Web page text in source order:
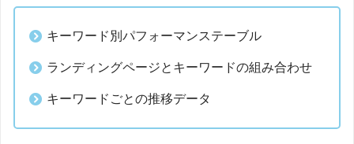
キーワード別パフォーマンステーブル
ランディングページとキーワードの組み合わせ
キーワードごとの推移データ